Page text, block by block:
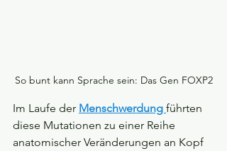
So bunt kann Sprache sein: Das Gen FOXP2
Im Laufe der Menschwerdung führten
diese Mutationen zu einer Reihe
anatomischer Veränderungen an Kopf